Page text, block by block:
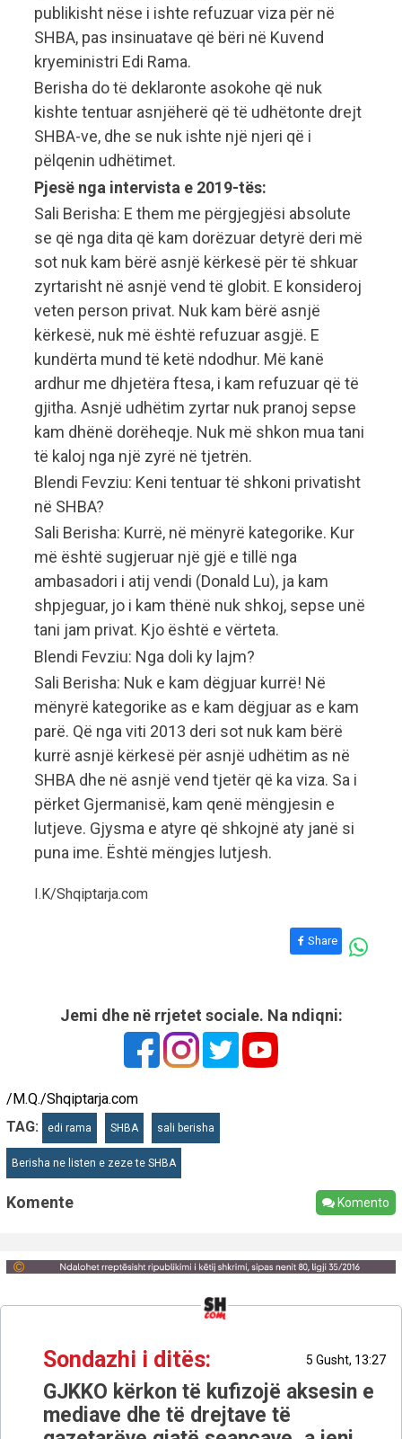
publikisht nëse i ishte refuzuar viza për në
SHBA, pas insinuatave që bëri në Kuvend
kryeministri Edi Rama.
Berisha do të deklaronte asokohe që nuk
kishte tentuar asnjëherë që të udhëtonte drejt
SHBA-ve, dhe se nuk ishte një njeri që i
pëlqenin udhëtimet.
Pjesë nga intervista e 2019-tës:
Sali Berisha: E them me përgjegjësi absolute
se që nga dita që kam dorëzuar detyrë deri më
sot nuk kam bërë asnjë kërkesë për të shkuar
zyrtarisht në asnjë vend të globit. E konsideroj
veten person privat. Nuk kam bërë asnjë
kërkesë, nuk më është refuzuar asgjë. E
kundërta mund të ketë ndodhur. Më kanë
ardhur me dhjetëra ftesa, i kam refuzuar që të
gjitha. Asnjë udhëtim zyrtar nuk pranoj sepse
kam dhënë dorëheqje. Nuk më shkon mua tani
të kaloj nga një zyrë në tjetrën.
Blendi Fevziu: Keni tentuar të shkoni privatisht
në SHBA?
Sali Berisha: Kurrë, në mënyrë kategorike. Kur
më është sugjeruar një gjë e tillë nga
ambasadori i atij vendi (Donald Lu), ja kam
shpjeguar, jo i kam thënë nuk shkoj, sepse unë
tani jam privat. Kjo është e vërteta.
Blendi Fevziu: Nga doli ky lajm?
Sali Berisha: Nuk e kam dëgjuar kurrë! Në
mënyrë kategorike as e kam dëgjuar as e kam
parë. Që nga viti 2013 deri sot nuk kam bërë
kurrë asnjë kërkesë për asnjë udhëtim as në
SHBA dhe në asnjë vend tjetër që ka viza. Sa i
përket Gjermanisë, kam qenë mëngjesin e
lutjeve. Gjysma e atyre që shkojnë aty janë si
puna ime. Është mëngjes lutjesh.
I.K/Shqiptarja.com
Share
Jemi dhe në rrjetet sociale. Na ndiqni:
/M.Q./Shqiptarja.com
TAG:
edi rama SHBA sali berisha
Berisha ne listen e zeze te SHBA
Komente Komento
Sondazhi i ditës: 5 Gusht, 13:27
GJKKO kërkon të kufizojë aksesin e
mediave dhe të drejtave të